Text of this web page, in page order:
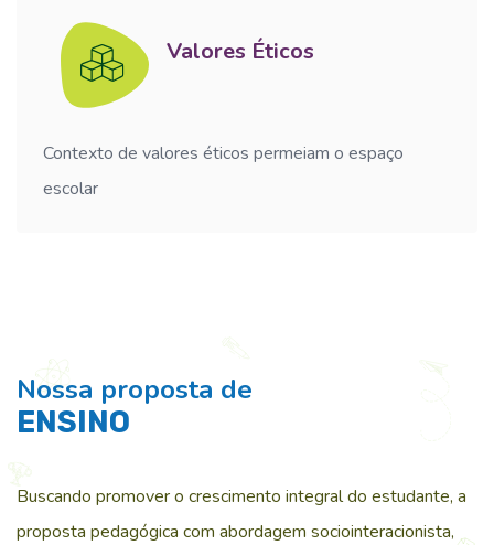
Valores Éticos
Contexto de valores éticos permeiam o espaço
escolar
Nossa proposta de
ENSINO
Buscando promover o crescimento integral do estudante, a
proposta pedagógica com abordagem sociointeracionista,